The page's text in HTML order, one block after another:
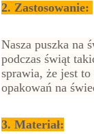
2. Zastosowanie:
Nasza puszka na
podczas świąt
sprawia, że jest
opakowań na
3. Materiał: